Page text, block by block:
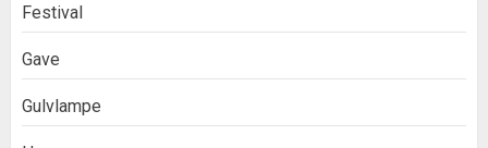
Festival
Gave
Gulvlampe